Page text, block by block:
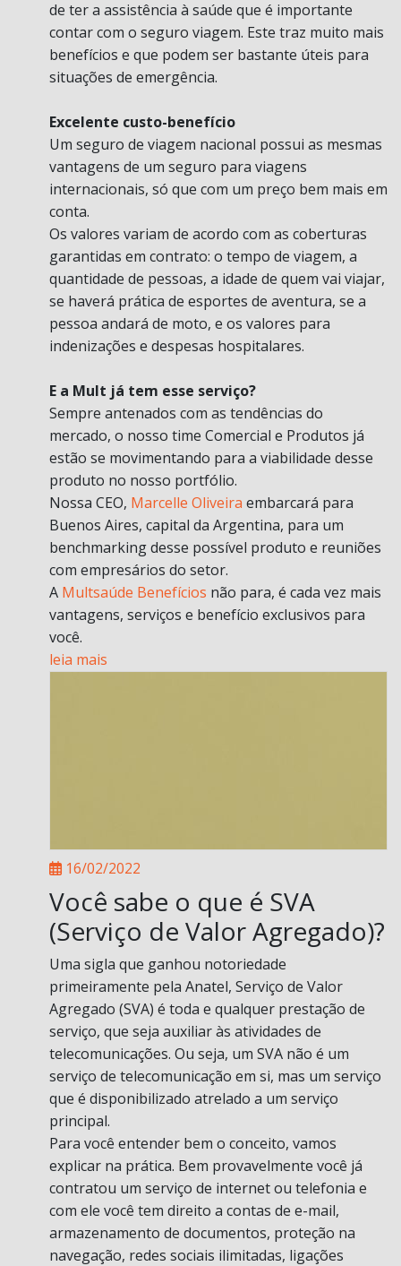
de ter a assistência à saúde que é importante
contar com o seguro viagem. Este traz muito mais
benefícios e que podem ser bastante úteis para
situações de emergência.
Excelente custo-benefício
Um seguro de viagem nacional possui as mesmas
vantagens de um seguro para viagens
internacionais, só que com um preço bem mais em
conta.
Os valores variam de acordo com as coberturas
garantidas em contrato: o tempo de viagem, a
quantidade de pessoas, a idade de quem vai viajar,
se haverá prática de esportes de aventura, se a
pessoa andará de moto, e os valores para
indenizações e despesas hospitalares.
E a Mult já tem esse serviço?
Sempre antenados com as tendências do
mercado, o nosso time Comercial e Produtos já
estão se movimentando para a viabilidade desse
produto no nosso portfólio.
Nossa CEO, Marcelle Oliveira embarcará para
Buenos Aires, capital da Argentina, para um
benchmarking desse possível produto e reuniões
com empresários do setor.
A Multsaúde Benefícios não para, é cada vez mais
vantagens, serviços e benefício exclusivos para
você.
leia mais
16/02/2022
Você sabe o que é SVA
(Serviço de Valor Agregado)?
Uma sigla que ganhou notoriedade
primeiramente pela Anatel, Serviço de Valor
Agregado (SVA) é toda e qualquer prestação de
serviço, que seja auxiliar às atividades de
telecomunicações. Ou seja, um SVA não é um
serviço de telecomunicação em si, mas um serviço
que é disponibilizado atrelado a um serviço
principal.
Para você entender bem o conceito, vamos
explicar na prática. Bem provavelmente você já
contratou um serviço de internet ou telefonia e
com ele você tem direito a contas de e-mail,
armazenamento de documentos, proteção na
navegação, redes sociais ilimitadas, ligações